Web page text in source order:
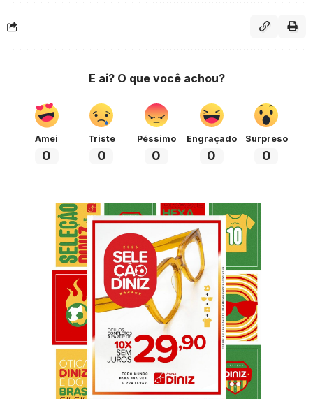
E ai? O que você achou?
Amei
0
Triste
0
Péssimo
0
Engraçado
0
Surpreso
0